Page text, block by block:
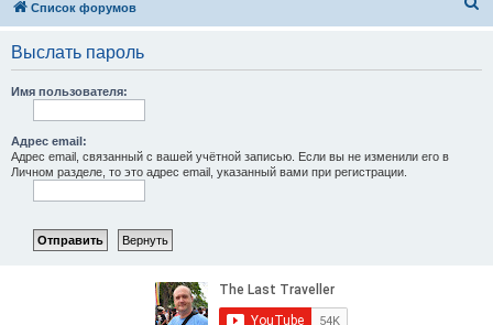
Список форумов
Выслать пароль
Имя пользователя:
Адрес email:
Адрес email, связанный с вашей учётной записью. Если вы не изменили его в
Личном разделе, то это адрес email, указанный вами при регистрации.